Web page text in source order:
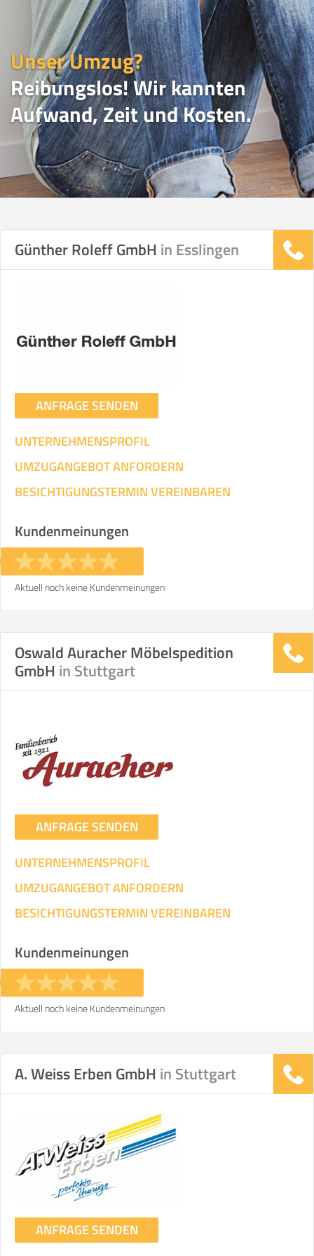
Unser Umzug?
Reibungslos! Wir kannten
Aufwand, Zeit und Kosten.
UMZUGSVERGLEICH
Transportieren
Ihre Angaben:
am
Selbst umziehen
ICH WILL SELBST UMZIEHEN
Mit Umzugsunternehmen
Mitarbeiter Zeit pro Mitarbeiter Gesamt-Arbeitszeit
KOSTENSCHÄTZUNG:
ICH MÖCHTE ANGEBOTE ANFORDERN
SO ERRECHNET SICH DIE KOSTENSCHÄTZUNG
Günther Roleff GmbH in Esslingen
ANFRAGE SENDEN
UNTERNEHMENSPROFIL
UMZUGANGEBOT ANFORDERN
BESICHTIGUNGSTERMIN VEREINBAREN
Kundenmeinungen
Aktuell noch keine Kundenmeinungen
Oswald Auracher Möbelspedition
GmbH in Stuttgart
ANFRAGE SENDEN
UNTERNEHMENSPROFIL
UMZUGANGEBOT ANFORDERN
BESICHTIGUNGSTERMIN VEREINBAREN
Kundenmeinungen
Aktuell noch keine Kundenmeinungen
A. Weiss Erben GmbH in Stuttgart
ANFRAGE SENDEN